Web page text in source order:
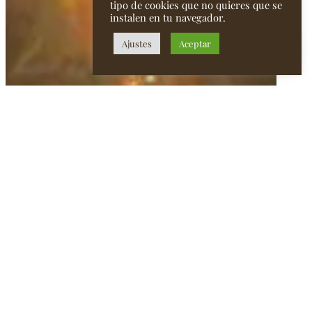
tipo de cookies que no quieres que se
instalen en tu navegador.
Ajustes Aceptar